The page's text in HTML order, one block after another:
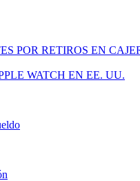
POR RETIROS EN
WATCH EN EE. UU.